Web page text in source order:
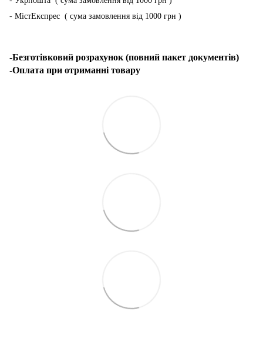
- МістЕкспрес ( сума замовлення від 1000 грн )
-Безготівковий розрахунок (повний пакет документів)
-Оплата при отриманні товару